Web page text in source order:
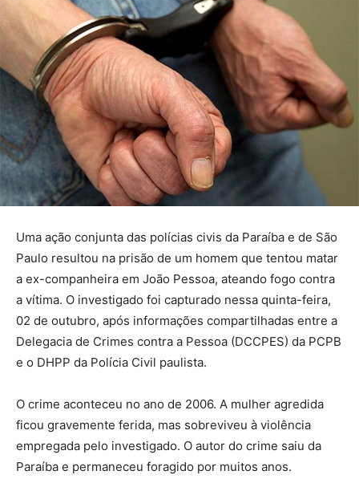
Uma ação conjunta das polícias civis da Paraíba e de São
Paulo resultou na prisão de um homem que tentou matar
a ex-companheira em João Pessoa, ateando fogo contra
a vítima. O investigado foi capturado nessa quinta-feira,
02 de outubro, após informações compartilhadas entre a
Delegacia de Crimes contra a Pessoa (DCCPES) da PCPB
e o DHPP da Polícia Civil paulista.
O crime aconteceu no ano de 2006. A mulher agredida
ficou gravemente ferida, mas sobreviveu à violência
empregada pelo investigado. O autor do crime saiu da
Paraíba e permaneceu foragido por muitos anos.